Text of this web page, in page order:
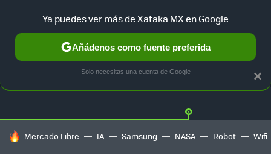
GUÍA DE COMPRAS MERCADO LIBRE
HOY SE HABLA DE
Mercado Libre IA Samsung NASA Robot Wifi
×
Ya puedes ver más de Xataka MX en Google
Añádenos como fuente preferida
Solo necesitas una cuenta de Google